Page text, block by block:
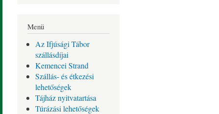
Menü
Az Ifjúsági Tábor
szállásdíjai
Kemencei Strand
Szállás- és étkezési
lehetőségek
Tájház nyitvatartása
Túrázási lehetőségek